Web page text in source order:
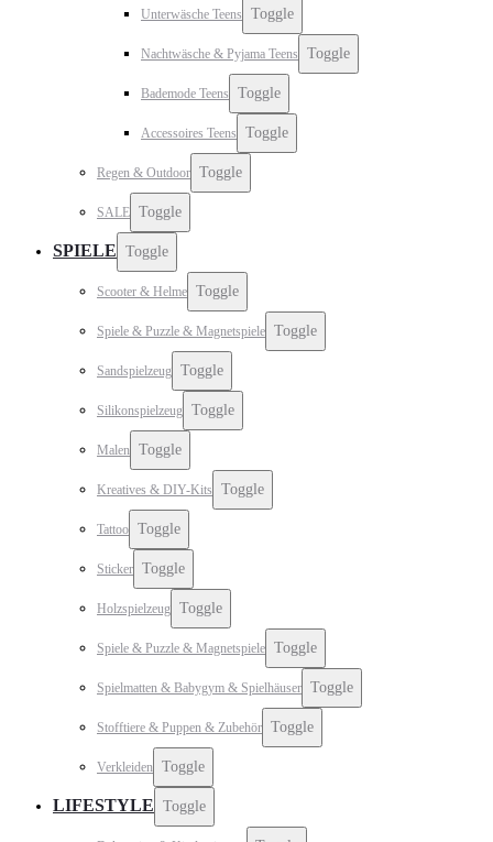
Unterwäsche Teens Toggle
Nachtwäsche & Pyjama Teens Toggle
Bademode Teens Toggle
Accessoires Teens Toggle
Regen & Outdoor Toggle
SALE Toggle
SPIELE Toggle
Scooter & Helme Toggle
Spiele & Puzzle & Magnetspiele Toggle
Sandspielzeug Toggle
Silikonspielzeug Toggle
Malen Toggle
Kreatives & DIY-Kits Toggle
Tattoo Toggle
Sticker Toggle
Holzspielzeug Toggle
Spiele & Puzzle & Magnetspiele Toggle
Spielmatten & Babygym & Spielhäuser Toggle
Stofftiere & Puppen & Zubehör Toggle
Verkleiden Toggle
LIFESTYLE Toggle